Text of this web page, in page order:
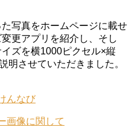
写真をホームページに載せ
更アプリを紹介し、そし
ズを横1000ピクセル×縦
明させていただきました。
んなび
画像に関して